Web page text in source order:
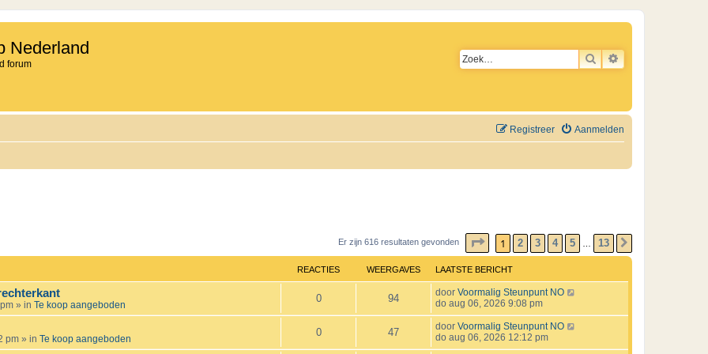
Nederland
forum ZOEKUITGEBREID
Aanmelden
Registreer
Er zijn 616 resultaten gevonden PAGINA VAN 13
1 2 3 4 5 13
REACTIES WEERGAVES LAATSTE BERICHT
» in Te koop aangeboden
0R
94W
L
a
a
t
s
t
door Voormalig Steunpunt NO
do aug 06, 2026 9:08 pm
pm » in Te koop aangeboden
0R
47W
L
a
a
door Voormalig Steunpunt NO
do aug 06, 2026 12:12 pm